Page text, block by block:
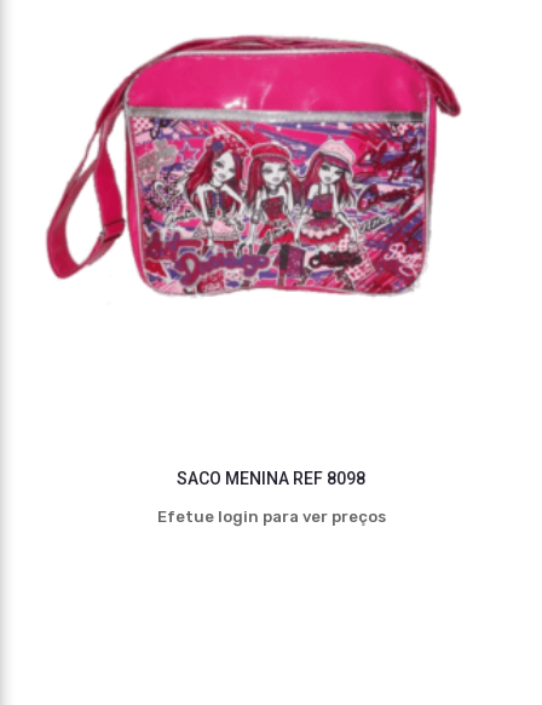
SACO MENINA REF 8098
Efetue login para ver preços